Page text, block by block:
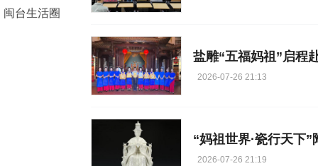
闽台生活圈
盐雕“五福妈祖”启程
2026-07-26 21:13
“妈祖世界·瓷行天下
2026-07-26 21:19